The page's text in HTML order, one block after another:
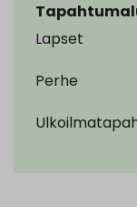
Lapset
Perhe